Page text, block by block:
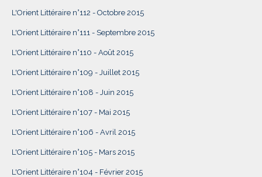
L'Orient Littéraire n°112 - Octobre 2015
L'Orient Littéraire n°111 - Septembre 2015
L'Orient Littéraire n°110 - Août 2015
L'Orient Littéraire n°109 - Juillet 2015
L'Orient Littéraire n°108 - Juin 2015
L'Orient Littéraire n°107 - Mai 2015
L'Orient Littéraire n°106 - Avril 2015
L'Orient Littéraire n°105 - Mars 2015
L'Orient Littéraire n°104 - Février 2015